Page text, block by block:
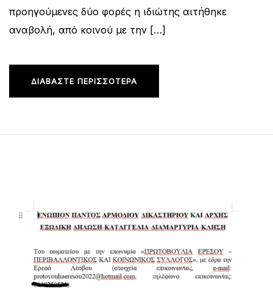
προηγούμενες δύο φορές η ιδιώτης αιτήθηκε
αναβολή, από κοινού με την […]
ΔΙΑΒΆΣΤΕ ΠΕΡΙΣΣΌΤΕΡΑ